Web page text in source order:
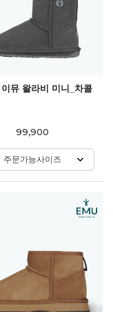
뮤 왈라비 미니_차콜
99,900
주문가능사이즈